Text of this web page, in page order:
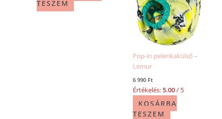
TESZEM
Pop-in pelenkakülső –
Lemur
6 990 Ft
Értékelés:5.00/ 5
KOSÁRBA
TESZEM